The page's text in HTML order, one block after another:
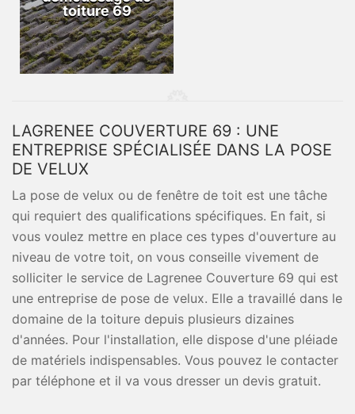
toiture 69
LAGRENEE COUVERTURE 69 : UNE
ENTREPRISE SPÉCIALISÉE DANS LA POSE
DE VELUX
La pose de velux ou de fenêtre de toit est une tâche
qui requiert des qualifications spécifiques. En fait, si
vous voulez mettre en place ces types d'ouverture au
niveau de votre toit, on vous conseille vivement de
solliciter le service de Lagrenee Couverture 69 qui est
une entreprise de pose de velux. Elle a travaillé dans le
domaine de la toiture depuis plusieurs dizaines
d'années. Pour l'installation, elle dispose d'une pléiade
de matériels indispensables. Vous pouvez le contacter
par téléphone et il va vous dresser un devis gratuit.